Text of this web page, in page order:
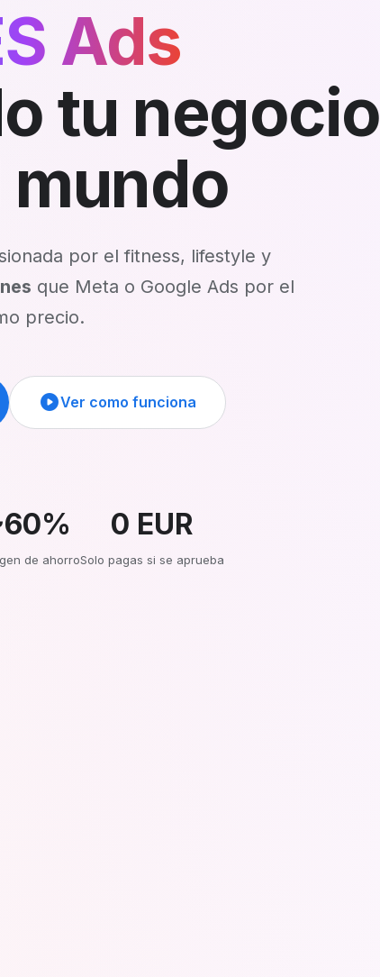
Ads
tu negocio
por el fitness, lifestyle y
que Meta o Google Ads por el
precio.
play_circleVer como funciona
de ahorro
0 EUR
Solo pagas si se aprueba